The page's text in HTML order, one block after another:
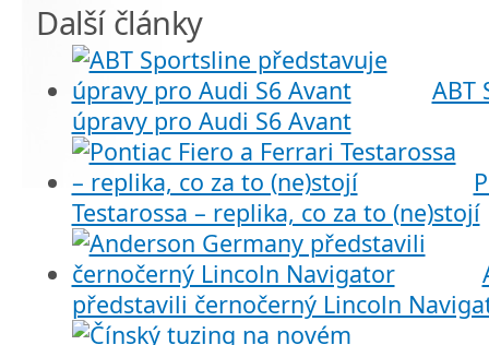
Další články
ABT
úpravy pro Audi S6 Avant
Testarossa – replika, co za to (ne)stojí
představili černočerný Lincoln